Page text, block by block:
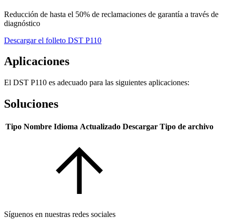
Reducción de hasta el 50% de reclamaciones de garantía a través de
diagnóstico
Descargar el folleto DST P110
Aplicaciones
El DST P110 es adecuado para las siguientes aplicaciones:
Soluciones
Tipo Nombre Idioma Actualizado Descargar Tipo de archivo
Síguenos en nuestras redes sociales